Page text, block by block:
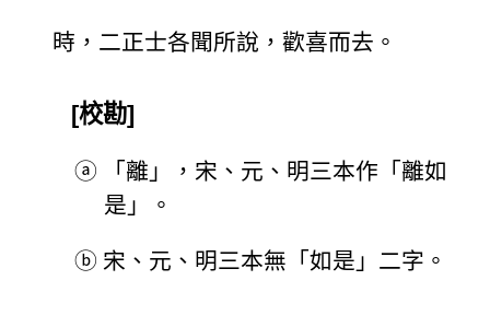
時，二正士各聞所說，歡喜而去。
[校勘]
ⓐ
「離」，宋、元、明三本作「離如
是」。
ⓑ 宋、元、明三本無「如是」二字。